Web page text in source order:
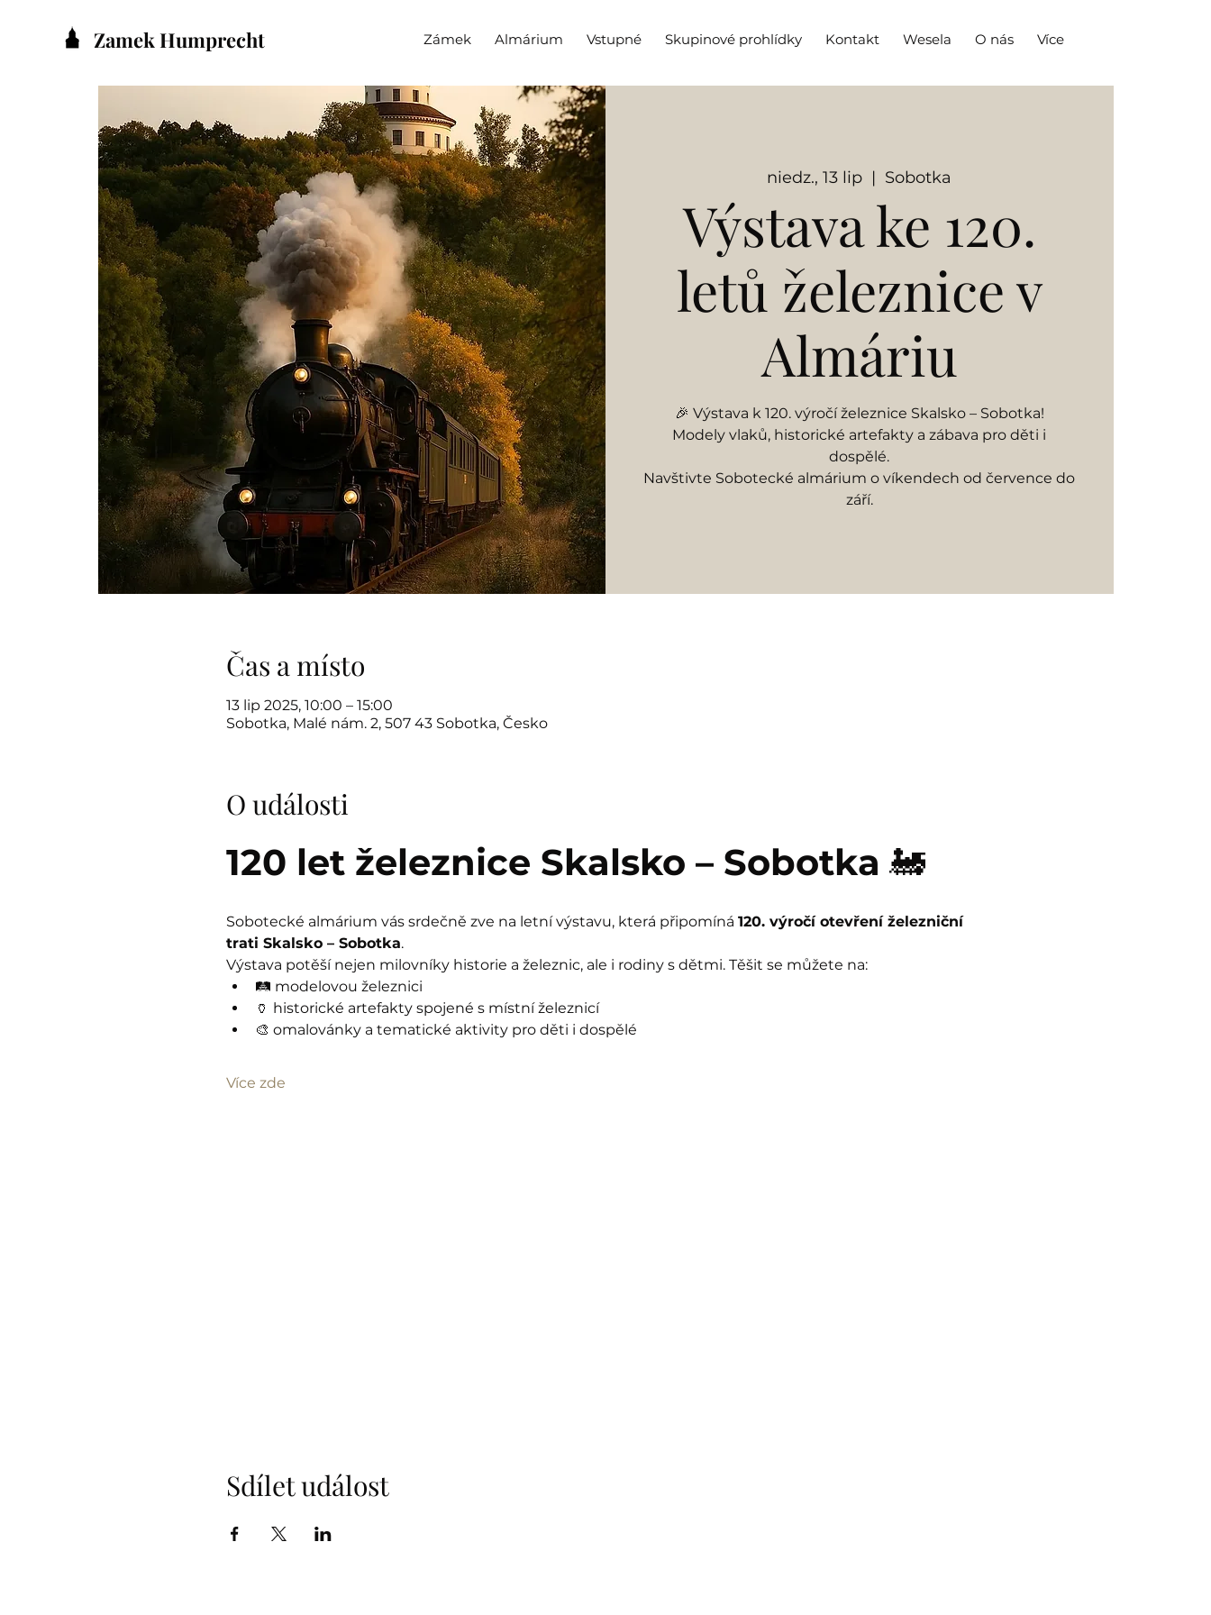
Zamek Humprecht Zámek Almárium Vstupné Skupinové prohlídky Kontakt Wesela O nás Více
niedz., 13 lip
  |
Sobotka
Výstava ke 120.
letů železnice v
Almáriu
🎉 Výstava k 120. výročí železnice Skalsko – Sobotka!
Modely vlaků, historické artefakty a zábava pro děti i
dospělé.
Navštivte Sobotecké almárium o víkendech od července do
září.
Čas a místo
13 lip 2025, 10:00 – 15:00
Sobotka, Malé nám. 2, 507 43 Sobotka, Česko
O události
120 let železnice Skalsko – Sobotka 🚂
Sobotecké almárium vás srdečně zve na letní výstavu, která připomíná 120. výročí otevření železniční
trati Skalsko – Sobotka.
Výstava potěší nejen milovníky historie a železnic, ale i rodiny s dětmi. Těšit se můžete na:
🛤️ modelovou železnici
🏺 historické artefakty spojené s místní železnicí
🎨 omalovánky a tematické aktivity pro děti i dospělé
Více zde
Sdílet událost